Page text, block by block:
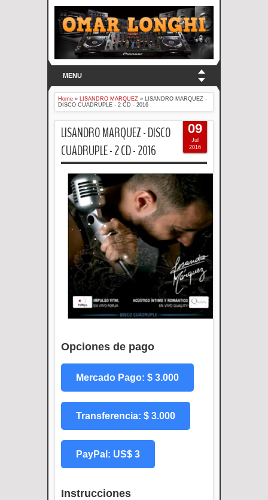
MENU
Home » LISANDRO MARQUEZ »
LISANDRO MARQUEZ -
DISCO CUADRUPLE - 2 CD - 2016
LISANDRO MARQUEZ - DISCO
CUADRUPLE - 2 CD - 2016
Opciones de pago
Mercado Pago: $ 3.000
Transferencia: $ 3.000
PayPal: US$ 3
Instrucciones
09
Jul
2016